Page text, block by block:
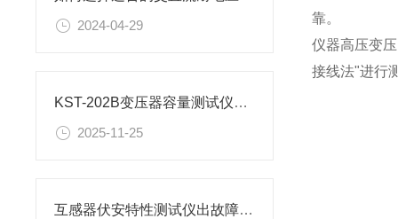
2024-04-29
KST-202B变压器容量测试仪主要测试项目说明
2025-11-25
互感器伏安特性测试仪出故障了怎么办？
靠。
仪器高压变
接线法"进行